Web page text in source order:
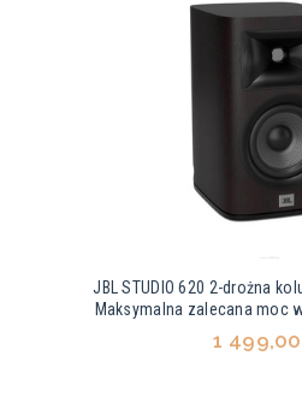
JBL STUDIO 620 2-drożna
Maksymalna zalecana moc
1 499,00